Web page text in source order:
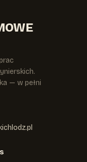
— w pełni